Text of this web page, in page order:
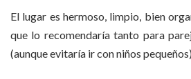
El lugar es hermoso, limpio, bien
que lo recomendaría tanto para
(aunque evitaría ir con niños pequeños).